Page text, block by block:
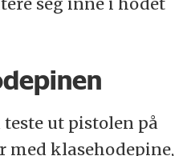
ut pistolen på
med klasehodepine,